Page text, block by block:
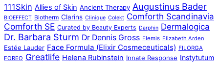
111Skin Allies of Skin Ancient Therapy Augustinus Bader
BIOEFFECT Biotherm Clarins Clinique Colekt Comforth Scandinavia
Comforth SE Curated by Beauty Experts Darphin Dermalogica
Dr. Barbara Sturm Dr Dennis Gross Elemis Elizabeth Arden
Estée Lauder Face Formula (Elixir Cosmeceuticals) FILORGA
FOREO Greatlife Helena Rubinstein Innate Response Instytutum